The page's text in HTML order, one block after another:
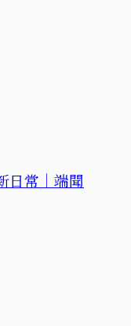
日常｜端聞